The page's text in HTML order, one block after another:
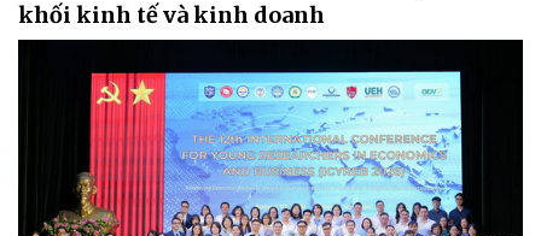
khối kinh tế và kinh doanh